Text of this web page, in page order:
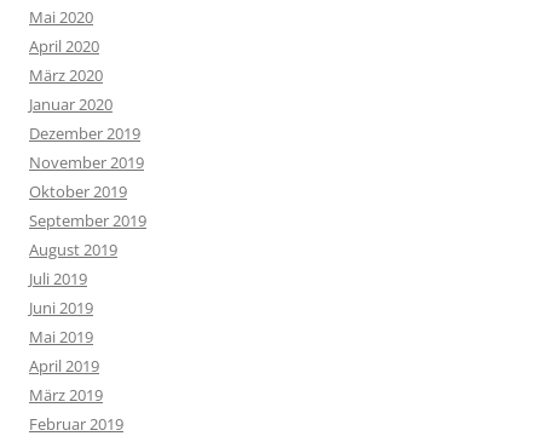
Mai 2020
April 2020
März 2020
Januar 2020
Dezember 2019
November 2019
Oktober 2019
September 2019
August 2019
Juli 2019
Juni 2019
Mai 2019
April 2019
März 2019
Februar 2019